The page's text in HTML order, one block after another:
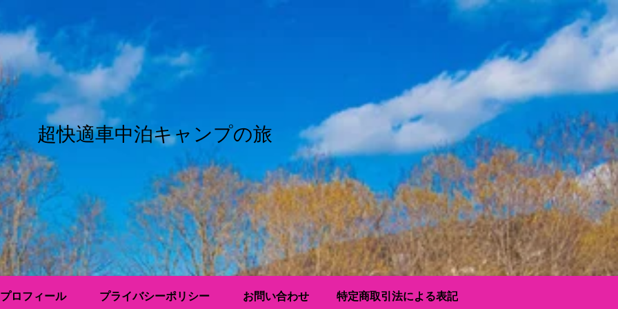
超快適車中泊キャンプの旅
プロフィール プライバシーポリシー お問い合わせ 特定商取引法による表記